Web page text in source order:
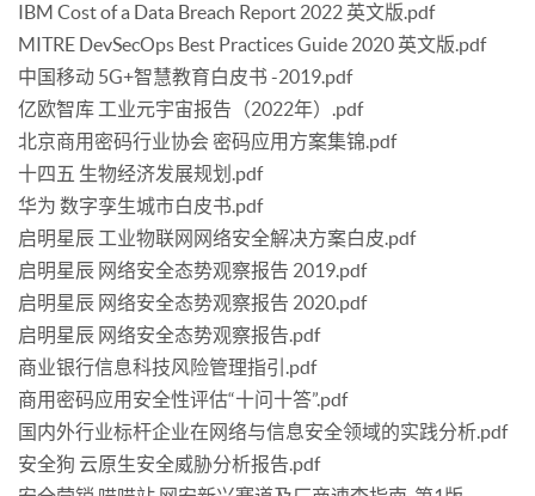
IBM Cost of a Data Breach Report 2022 英文版.pdf
MITRE DevSecOps Best Practices Guide 2020 英文版.pdf
中国移动 5G+智慧教育白皮书 -2019.pdf
亿欧智库 工业元宇宙报告（2022年）.pdf
北京商用密码行业协会 密码应用方案集锦.pdf
十四五 生物经济发展规划.pdf
华为 数字孪生城市白皮书.pdf
启明星辰 工业物联网网络安全解决方案白皮.pdf
启明星辰 网络安全态势观察报告 2019.pdf
启明星辰 网络安全态势观察报告 2020.pdf
启明星辰 网络安全态势观察报告.pdf
商业银行信息科技风险管理指引.pdf
商用密码应用安全性评估“十问十答”.pdf
国内外行业标杆企业在网络与信息安全领域的实践分析.pdf
安全狗 云原生安全威胁分析报告.pdf